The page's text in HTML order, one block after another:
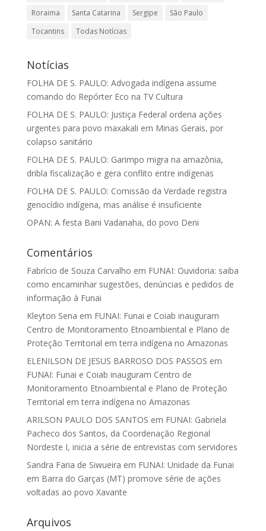
Roraima
Santa Catarina Sergipe
São Paulo
Tocantins
Todas Notícias
Notícias
FOLHA DE S. PAULO: Advogada indígena assume
comando do Repórter Eco na TV Cultura
FOLHA DE S. PAULO: Justiça Federal ordena ações
urgentes para povo maxakali em Minas Gerais, por
colapso sanitário
FOLHA DE S. PAULO: Garimpo migra na amazônia,
dribla fiscalização e gera conflito entre indígenas
FOLHA DE S. PAULO: Comissão da Verdade registra
genocídio indígena, mas análise é insuficiente
OPAN: A festa Bani Vadanaha, do povo Deni
Comentários
Fabrício de Souza Carvalho em FUNAI: Ouvidoria: saiba
como encaminhar sugestões, denúncias e pedidos de
informação à Funai
Kleyton Sena em FUNAI: Funai e Coiab inauguram
Centro de Monitoramento Etnoambiental e Plano de
Proteção Territorial em terra indígena no Amazonas
ELENILSON DE JESUS BARROSO DOS PASSOS em
FUNAI: Funai e Coiab inauguram Centro de
Monitoramento Etnoambiental e Plano de Proteção
Territorial em terra indígena no Amazonas
ARILSON PAULO DOS SANTOS em FUNAI: Gabriela
Pacheco dos Santos, da Coordenação Regional
Nordeste I, inicia a série de entrevistas com servidores
Sandra Faria de Siwueira em FUNAI: Unidade da Funai
em Barra do Garças (MT) promove série de ações
voltadas ao povo Xavante
Arquivos